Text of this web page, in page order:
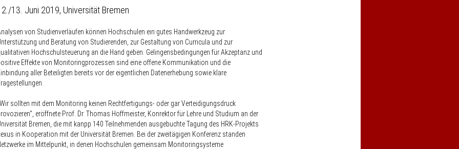
13. Juni 2019, Universität Bremen
von Studienverläufen können Hochschulen ein gutes Handwerkzeug zur
und Beratung von Studierenden, zur Gestaltung von Curricula und zur
Hochschulsteuerung an die Hand geben. Gelingensbedingungen für Akzeptanz und
Effekte von Monitoringprozessen sind eine offene Kommunikation und die
aller Beteiligten bereits vor der eigentlichen Datenerhebung sowie klare
sollten mit dem Monitoring keinen Rechtfertigungs- oder gar Verteidigungsdruck
eröffnete Prof. Dr. Thomas Hoffmeister, Konrektor für Lehre und Studium an der
Bremen, die mit kanpp 140 Teilnehmenden ausgebuchte Tagung des HRK-Projekts
in Kooperation mit der Universität Bremen. Bei der zweitägigen Konferenz standen
im Mittelpunkt, in denen Hochschulen gemeinsam Monitoringsysteme